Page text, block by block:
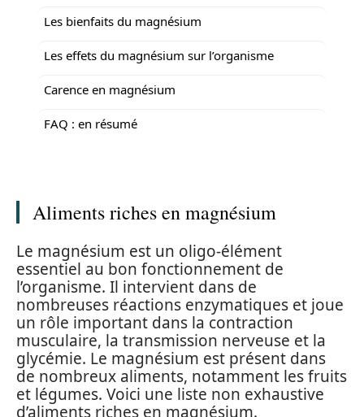
Les bienfaits du magnésium
Les effets du magnésium sur l’organisme
Carence en magnésium
FAQ : en résumé
Aliments riches en magnésium
Le magnésium est un oligo-élément
essentiel au bon fonctionnement de
l’organisme. Il intervient dans de
nombreuses réactions enzymatiques et joue
un rôle important dans la contraction
musculaire, la transmission nerveuse et la
glycémie. Le magnésium est présent dans
de nombreux aliments, notamment les fruits
et légumes. Voici une liste non exhaustive
d’aliments riches en magnésium.